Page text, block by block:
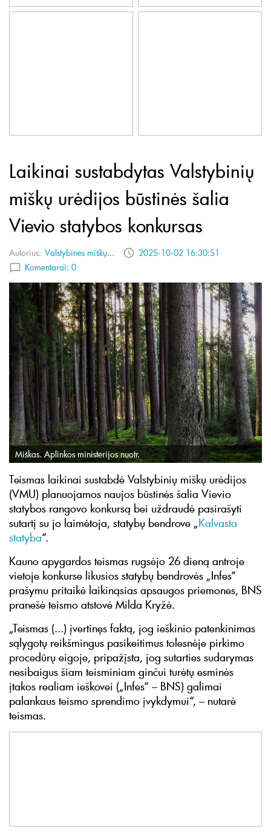
Laikinai sustabdytas Valstybinių
miškų urėdijos būstinės šalia
Vievio statybos konkursas
Autorius: Valstybinės miškų...
2025-10-02 16:30:51
Komentarai: 0
Miškas. Aplinkos ministerijos nuotr.
Teismas laikinai sustabdė Valstybinių miškų urėdijos
(VMU) planuojamos naujos būstinės šalia Vievio
statybos rangovo konkursą bei uždraudė pasirašyti
sutartį su jo laimėtoja, statybų bendrove „Kalvasta
statyba“.
Kauno apygardos teismas rugsėjo 26 dieną antroje
vietoje konkurse likusios statybų bendrovės „Infes“
prašymu pritaikė laikinąsias apsaugos priemones, BNS
pranešė teismo atstovė Milda Kryžė.
„Teismas (...) įvertinęs faktą, jog ieškinio patenkinimas
sąlygotų reikšmingus pasikeitimus tolesnėje pirkimo
procedūrų eigoje, pripažįsta, jog sutarties sudarymas
nesibaigus šiam teisminiam ginčui turėtų esminės
įtakos realiam ieškovei („Infes“ – BNS) galimai
palankaus teismo sprendimo įvykdymui“, – nutarė
teismas.